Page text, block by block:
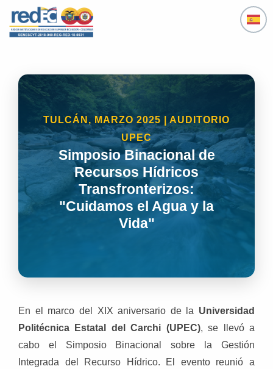
contenido
TULCÁN, MARZO 2025 | AUDITORIO
UPEC
Simposio Binacional de
Recursos Hídricos
Transfronterizos:
"Cuidamos el Agua y la
Vida"
En el marco del XIX aniversario de la Universidad
Politécnica Estatal del Carchi (UPEC), se llevó a
cabo el Simposio Binacional sobre la Gestión
Integrada del Recurso Hídrico. El evento reunió a